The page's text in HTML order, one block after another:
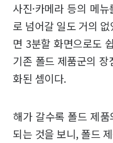
사진·카메라 등의 메
로 넘어갈 일도 거의
면 3분할 화면으로도
기존 폴드 제품군의
화된 셈이다.
해가 갈수록 폴드 제
되는 것을 보니, 폴드